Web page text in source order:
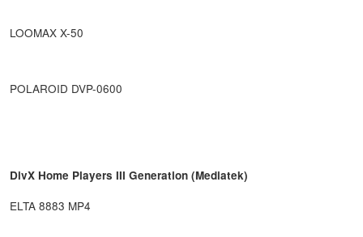
LOOMAX X-50
POLAROID DVP-0600
DivX Home Players III Generation (Mediatek)
ELTA 8883 MP4